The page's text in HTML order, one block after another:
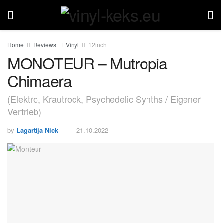
Home Reviews Vinyl 12inch
MONOTEUR – Mutropia
Chimaera
(Elektro, Krautrock, Psychedelic Synths / Eigener
Vertrieb)
by Lagartija Nick 21.10.2022